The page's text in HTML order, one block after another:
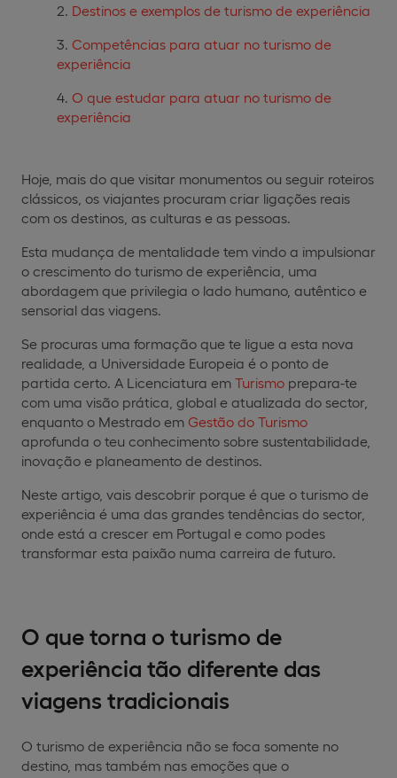
Destinos e exemplos de turismo de experiência
Competências para atuar no turismo de
experiência
O que estudar para atuar no turismo de
experiência
Hoje, mais do que visitar monumentos ou seguir roteiros
clássicos, os viajantes procuram criar ligações reais
com os destinos, as culturas e as pessoas.
Esta mudança de mentalidade tem vindo a impulsionar
o crescimento do turismo de experiência, uma
abordagem que privilegia o lado humano, autêntico e
sensorial das viagens.
Se procuras uma formação que te ligue a esta nova
realidade, a Universidade Europeia é o ponto de
partida certo. A Licenciatura em Turismo prepara-te
com uma visão prática, global e atualizada do sector,
enquanto o Mestrado em Gestão do Turismo
aprofunda o teu conhecimento sobre sustentabilidade,
inovação e planeamento de destinos.
Neste artigo, vais descobrir porque é que o turismo de
experiência é uma das grandes tendências do sector,
onde está a crescer em Portugal e como podes
transformar esta paixão numa carreira de futuro.
O que torna o turismo de
experiência tão diferente das
viagens tradicionais
O turismo de experiência não se foca somente no
destino, mas também nas emoções que o